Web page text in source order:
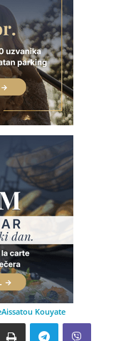
Aissatou Kouyate